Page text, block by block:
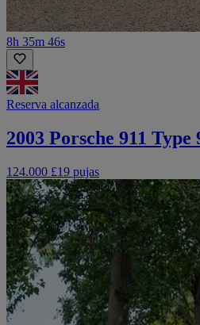
8h 35m 46s
Reserva alcanzada
2003 Porsche 911 Type
124.000 £19 pujas